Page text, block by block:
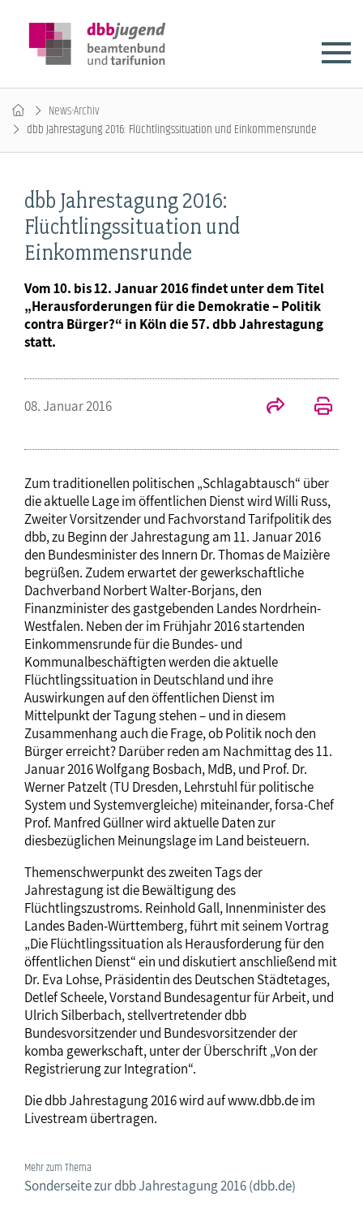
News-Archiv
dbb Jahrestagung 2016: Flüchtlingssituation und Einkommensrunde
dbb Jahrestagung 2016:
Flüchtlingssituation und
Einkommensrunde
Vom 10. bis 12. Januar 2016 findet unter dem Titel
„Herausforderungen für die Demokratie – Politik
contra Bürger?“ in Köln die 57. dbb Jahrestagung
statt.
08. Januar 2016
Zum traditionellen politischen „Schlagabtausch“ über
die aktuelle Lage im öffentlichen Dienst wird Willi Russ,
Zweiter Vorsitzender und Fachvorstand Tarifpolitik des
dbb, zu Beginn der Jahrestagung am 11. Januar 2016
den Bundesminister des Innern Dr. Thomas de Maizière
begrüßen. Zudem erwartet der gewerkschaftliche
Dachverband Norbert Walter-Borjans, den
Finanzminister des gastgebenden Landes Nordrhein-
Westfalen. Neben der im Frühjahr 2016 startenden
Einkommensrunde für die Bundes- und
Kommunalbeschäftigten werden die aktuelle
Flüchtlingssituation in Deutschland und ihre
Auswirkungen auf den öffentlichen Dienst im
Mittelpunkt der Tagung stehen – und in diesem
Zusammenhang auch die Frage, ob Politik noch den
Bürger erreicht? Darüber reden am Nachmittag des 11.
Januar 2016 Wolfgang Bosbach, MdB, und Prof. Dr.
Werner Patzelt (TU Dresden, Lehrstuhl für politische
System und Systemvergleiche) miteinander, forsa-Chef
Prof. Manfred Güllner wird aktuelle Daten zur
diesbezüglichen Meinungslage im Land beisteuern.
Themenschwerpunkt des zweiten Tags der
Jahrestagung ist die Bewältigung des
Flüchtlingszustroms. Reinhold Gall, Innenminister des
Landes Baden-Württemberg, führt mit seinem Vortrag
„Die Flüchtlingssituation als Herausforderung für den
öffentlichen Dienst“ ein und diskutiert anschließend mit
Dr. Eva Lohse, Präsidentin des Deutschen Städtetages,
Detlef Scheele, Vorstand Bundesagentur für Arbeit, und
Ulrich Silberbach, stellvertretender dbb
Bundesvorsitzender und Bundesvorsitzender der
komba gewerkschaft, unter der Überschrift „Von der
Registrierung zur Integration“.
Die dbb Jahrestagung 2016 wird auf www.dbb.de im
Livestream übertragen.
Mehr zum Thema
Sonderseite zur dbb Jahrestagung 2016 (dbb.de)